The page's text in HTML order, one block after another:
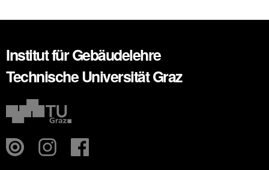
Institut für Gebäudelehre
Technische Universität Graz